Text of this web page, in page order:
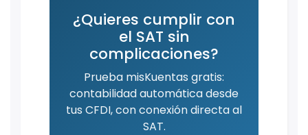
¿Quieres cumplir con
el SAT sin
complicaciones?
Prueba misKuentas gratis:
contabilidad automática desde
tus CFDI, con conexión directa al
SAT.